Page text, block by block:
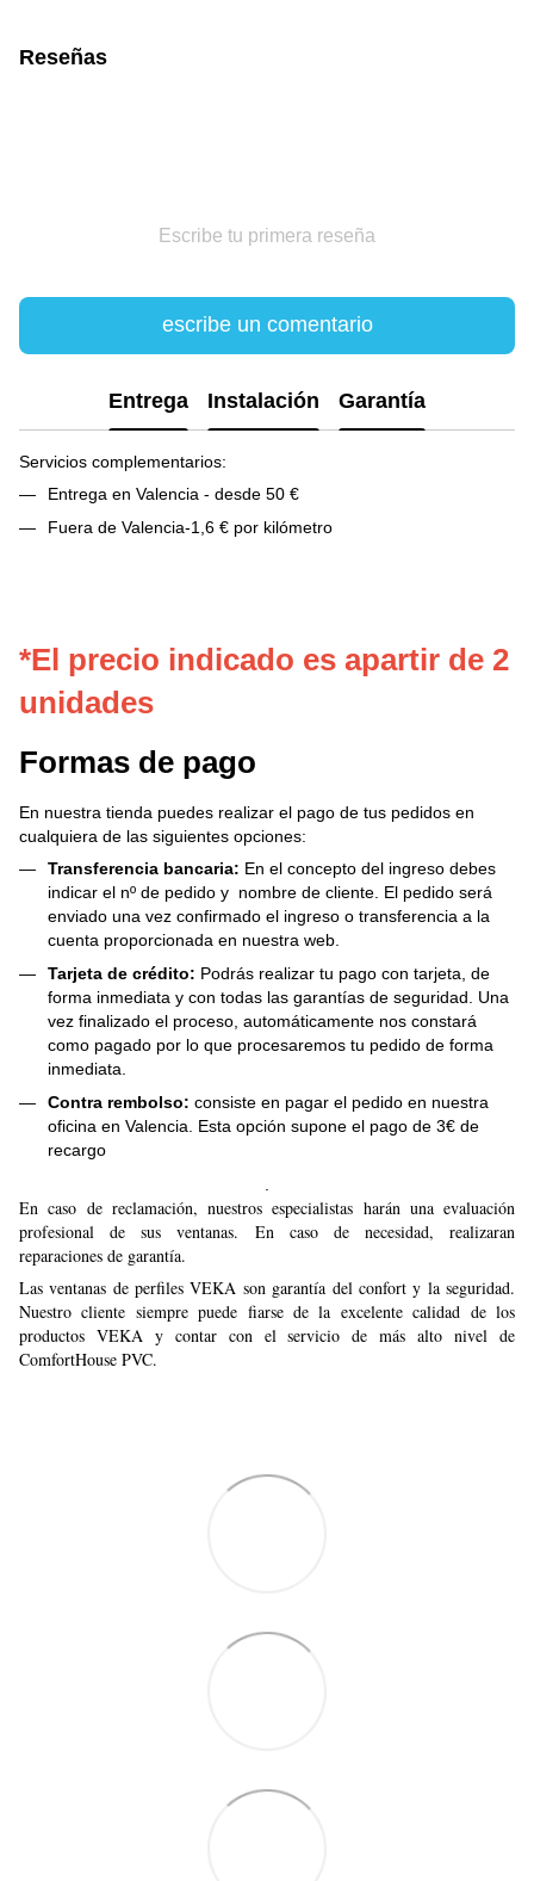
Reseñas
Escribe tu primera reseña
escribe un comentario
Entrega Instalación Garantía
Servicios complementarios:
Entrega en Valencia - desde 50 €
Fuera de Valencia-1,6 € por kilómetro
*El precio indicado es apartir de 2
unidades
Formas de pago
En nuestra tienda puedes realizar el pago de tus pedidos en
cualquiera de las siguientes opciones:
Transferencia bancaria: En el concepto del ingreso debes
indicar el nº de pedido y nombre de cliente. El pedido será
enviado una vez confirmado el ingreso o transferencia a la
cuenta proporcionada en nuestra web.
Tarjeta de crédito: Podrás realizar tu pago con tarjeta, de
forma inmediata y con todas las garantías de seguridad. Una
vez finalizado el proceso, automáticamente nos constará
como pagado por lo que procesaremos tu pedido de forma
inmediata.
Contra rembolso: consiste en pagar el pedido en nuestra
oficina en Valencia. Esta opción supone el pago de 3€ de
recargo
En caso de reclamación, nuestros especialistas harán una evaluación
profesional de sus ventanas. En caso de necesidad, realizaran
reparaciones de garantía.
Las ventanas de perfiles VEKA son garantía del confort y la seguridad.
Nuestro cliente siempre puede fiarse de la excelente calidad de los
productos VEKA y contar con el servicio de más alto nivel de
ComfortHouse PVC.